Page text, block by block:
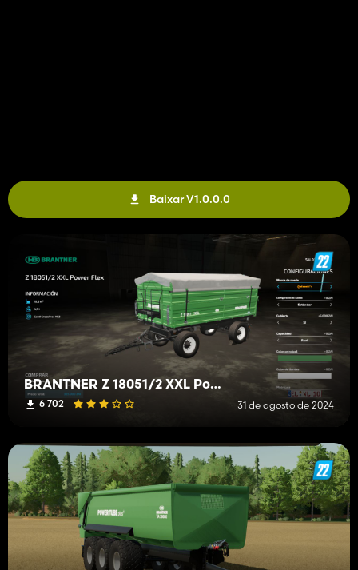
Baixar V1.0.0.0
BRANTNER Z 18051/2 XXL Power Flex
6 702 31 de agosto de 2024